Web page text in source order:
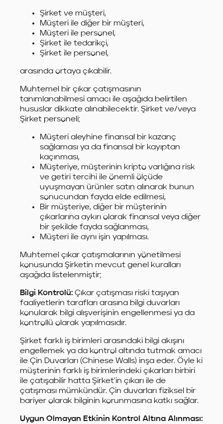
Şirket ve müşteri,
Müşteri ile diğer bir müşteri,
Müşteri ile personel,
Şirket ile tedarikçi,
Şirket ile personel,
arasında ortaya çıkabilir.
Muhtemel bir çıkar çatışmasının
tanımlanabilmesi amacı ile aşağıda belirtilen
hususlar dikkate alınabilecektir. Şirket ve/veya
Şirket personeli;
Müşteri aleyhine finansal bir kazanç
sağlaması ya da finansal bir kayıptan
kaçınması,
Müşteriye, müşterinin kripto varlığına risk
ve getiri tercihi ile önemli ölçüde
uyuşmayan ürünler satın alınarak bunun
sonucundan fayda elde edilmesi,
Bir müşteriye, diğer bir müşterinin
çıkarlarına aykırı olarak finansal veya diğer
bir şekilde fayda sağlanması,
Müşteri ile aynı işin yapılması.
Muhtemel çıkar çatışmalarının yönetilmesi
konusunda Şirketin mevcut genel kuralları
aşağıda listelenmiştir;
Bilgi Kontrolü: Çıkar çatışması riski taşıyan
faaliyetlerin tarafları arasına bilgi duvarları
konularak bilgi alışverişinin engellenmesi ya da
kontrollü olarak yapılmasıdır.
Şirket farklı iş birimleri arasındaki bilgi akışını
engellemek ya da kontrol altında tutmak amacı
ile Çin Duvarları (Chinese Walls) inşa eder. Öyle ki
müşterinin farklı iş birimlerindeki çıkarları birbiri
ile çatışabilir hatta Şirket'in çıkarı ile de
çatışması mümkündür. Çin duvarları fiziksel bir
bariyer olarak bilginin korunmasına katkı sağlar.
Uygun Olmayan Etkinin Kontrol Altına Alınması: